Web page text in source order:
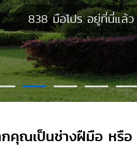
838 มือโปร อยู่ที่นี่แล้ว
838 มือโปร อยู่ที่นี่แล้ว
คุณเป็นช่างฝืมือ หรือ